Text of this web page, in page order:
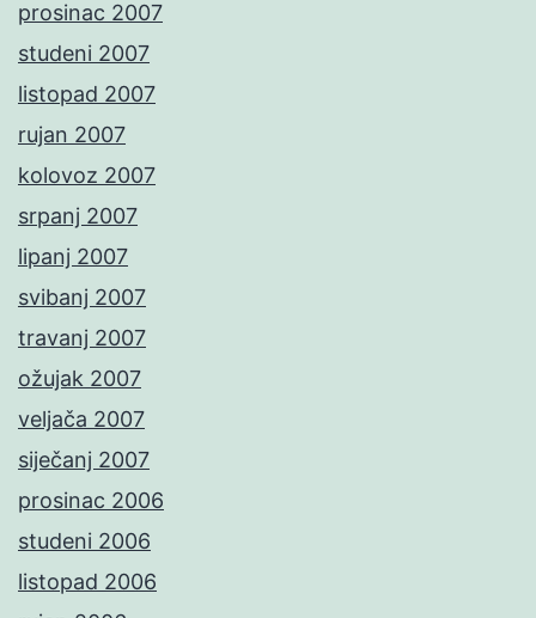
prosinac 2007
studeni 2007
listopad 2007
rujan 2007
kolovoz 2007
srpanj 2007
lipanj 2007
svibanj 2007
travanj 2007
ožujak 2007
veljača 2007
siječanj 2007
prosinac 2006
studeni 2006
listopad 2006